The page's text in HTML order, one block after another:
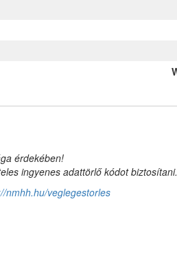
érdekében!
ingyenes adattörlő kódot biztosítani.
nmhh.hu/veglegestorles